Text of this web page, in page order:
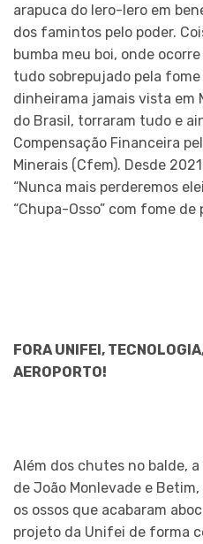
arapuca do lero-lero em
dos famintos pelo poder.
bumba meu boi, onde
tudo sobrepujado pela fome
dinheirama jamais vista em
do Brasil, torraram tudo e
Compensação Financeira
Minerais (Cfem). Desde
“Nunca mais perderemos
“Chupa-Osso” com fome de
FORA UNIFEI,
AEROPORTO!
Além dos chutes no balde,
de João Monlevade e
os ossos que acabaram
projeto da Unifei de forma